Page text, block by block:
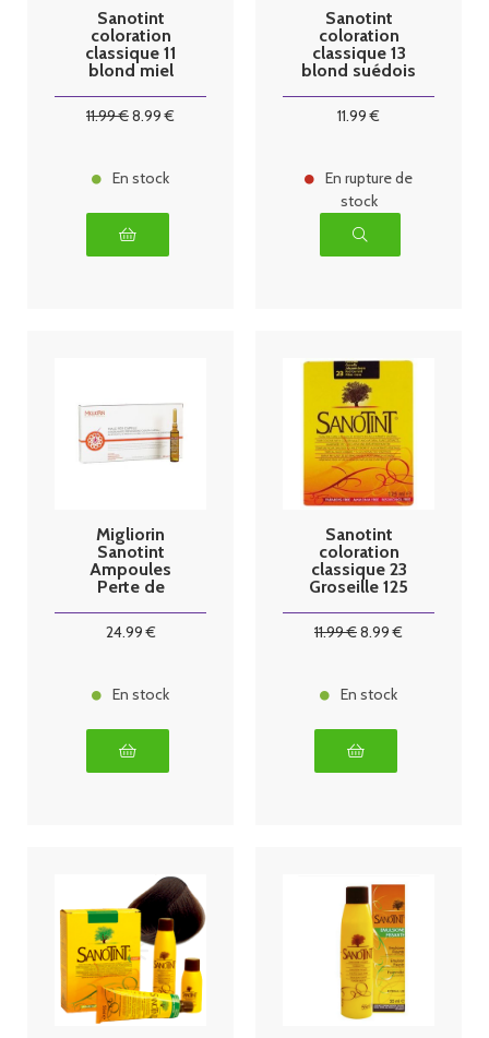
Sanotint
coloration
classique 11
blond miel
11.99€8.99 €
En stock
Sanotint
coloration
classique 13
blond suédois
11.99 €
En rupture de
stock
Migliorin
Sanotint
Ampoules
Perte de
24.99€
En stock
Sanotint
coloration
classique 23
Groseille 125
11.99€8.99 €
En stock